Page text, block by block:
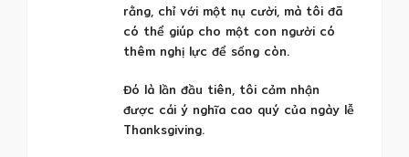
rằng, chỉ với một nụ cười, mà tôi đã
có thể giúp cho một con người có
thêm nghị lực để sống còn.
Đó là lần đầu tiên, tôi cảm nhận
được cái ý nghĩa cao quý của ngày lễ
Thanksgiving.